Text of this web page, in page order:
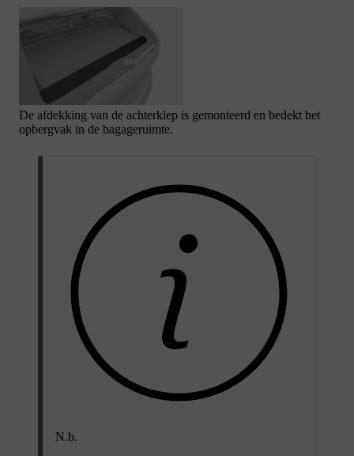
De afdekking van de achterklep is gemonteerd en bedekt het
opbergvak in de bagageruimte.
N.b.